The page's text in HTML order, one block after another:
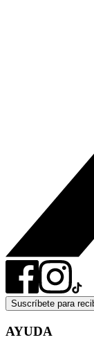
Suscríbete para
AYUDA